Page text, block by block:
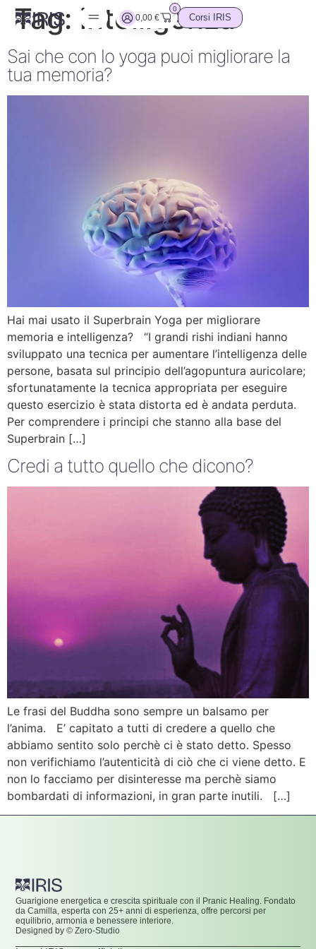
0,00 €
0
Corsi IRIS
Tag: intelligenza
Sai che con lo yoga puoi migliorare la
tua memoria?
Hai mai usato il Superbrain Yoga per migliorare
memoria e intelligenza? “I grandi rishi indiani hanno
sviluppato una tecnica per aumentare l’intelligenza delle
persone, basata sul principio dell’agopuntura auricolare;
sfortunatamente la tecnica appropriata per eseguire
questo esercizio è stata distorta ed è andata perduta.
Per comprendere i principi che stanno alla base del
Superbrain […]
Credi a tutto quello che dicono?
Le frasi del Buddha sono sempre un balsamo per
l’anima. E’ capitato a tutti di credere a quello che
abbiamo sentito solo perchè ci è stato detto. Spesso
non verifichiamo l’autenticità di ciò che ci viene detto. E
non lo facciamo per disinteresse ma perchè siamo
bombardati di informazioni, in gran parte inutili. […]
Guarigione energetica e crescita spirituale con il Pranic Healing. Fondato
da Camilla, esperta con 25+ anni di esperienza, offre percorsi per
equilibrio, armonia e benessere interiore.
Designed by © Zero-Studio